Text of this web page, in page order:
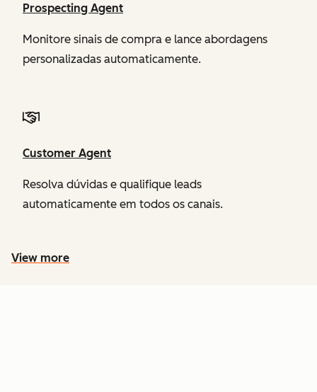
Prospecting Agent
Monitore sinais de compra e lance abordagens
personalizadas automaticamente.
Customer Agent
Resolva dúvidas e qualifique leads
automaticamente em todos os canais.
View more